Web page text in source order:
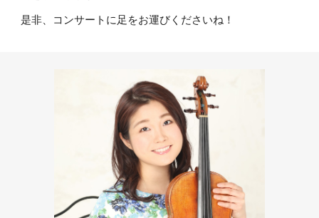
是非、コンサートに足をお運びくださいね！